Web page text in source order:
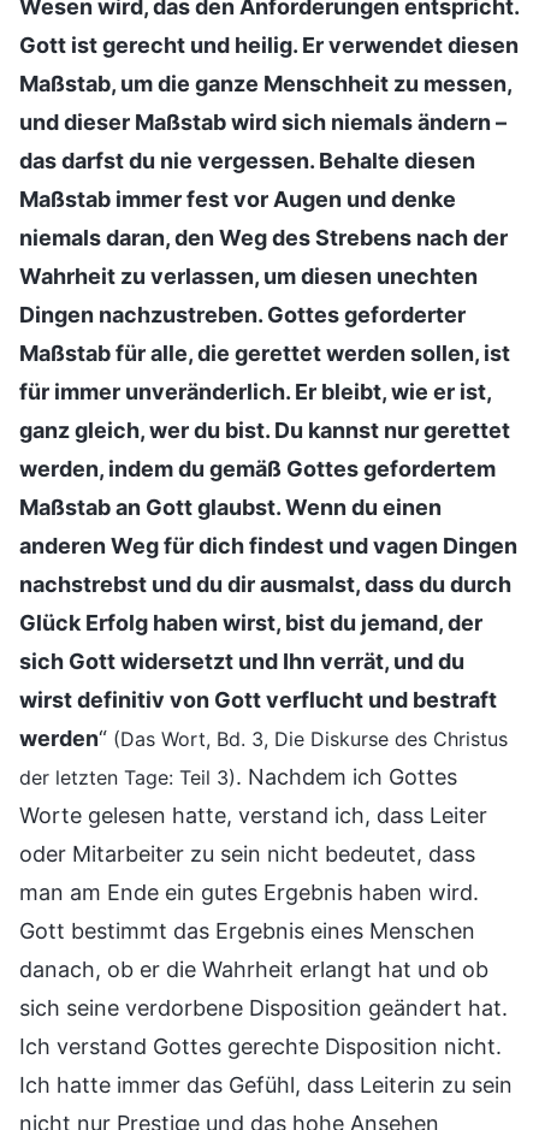
Wesen wird, das den Anforderungen entspricht.
Gott ist gerecht und heilig. Er verwendet diesen
Maßstab, um die ganze Menschheit zu messen,
und dieser Maßstab wird sich niemals ändern –
das darfst du nie vergessen. Behalte diesen
Maßstab immer fest vor Augen und denke
niemals daran, den Weg des Strebens nach der
Wahrheit zu verlassen, um diesen unechten
Dingen nachzustreben. Gottes geforderter
Maßstab für alle, die gerettet werden sollen, ist
für immer unveränderlich. Er bleibt, wie er ist,
ganz gleich, wer du bist. Du kannst nur gerettet
werden, indem du gemäß Gottes gefordertem
Maßstab an Gott glaubst. Wenn du einen
anderen Weg für dich findest und vagen Dingen
nachstrebst und du dir ausmalst, dass du durch
Glück Erfolg haben wirst, bist du jemand, der
sich Gott widersetzt und Ihn verrät, und du
wirst definitiv von Gott verflucht und bestraft
werden“ (Das Wort, Bd. 3, Die Diskurse des Christus
der letzten Tage: Teil 3). Nachdem ich Gottes
Worte gelesen hatte, verstand ich, dass Leiter
oder Mitarbeiter zu sein nicht bedeutet, dass
man am Ende ein gutes Ergebnis haben wird.
Gott bestimmt das Ergebnis eines Menschen
danach, ob er die Wahrheit erlangt hat und ob
sich seine verdorbene Disposition geändert hat.
Ich verstand Gottes gerechte Disposition nicht.
Ich hatte immer das Gefühl, dass Leiterin zu sein
nicht nur Prestige und das hohe Ansehen